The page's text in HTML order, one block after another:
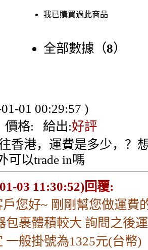
我已購買過此商品
全部數據（8）
01 00:29:57 )
價格: 給出:好評
香港，運費是多少，？
可以trade in嗎
03 11:30:52)回覆:
您好~ 剛剛幫您做運費
包裹體積較大 詢問之後
一般掛號為1325元(台幣)